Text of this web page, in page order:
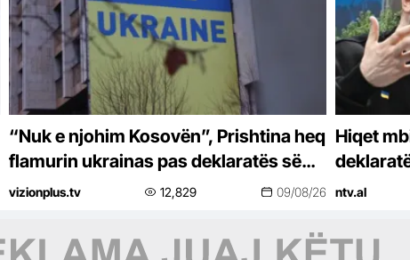
“Nuk e njohim Kosovën”, Prishtina heq
flamurin ukrainas pas deklaratës së
Zelenskyt
vizionplus.tv 12,829 09/08/26
Hiqet
ntv.al